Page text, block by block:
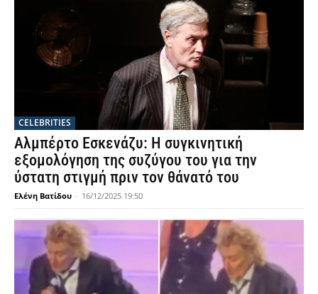
CELEBRITIES
Αλμπέρτο Εσκενάζυ: Η συγκινητική
εξομολόγηση της συζύγου του για την
ύστατη στιγμή πριν τον θάνατό του
Ελένη Βατίδου - 16/12/2025 19:50